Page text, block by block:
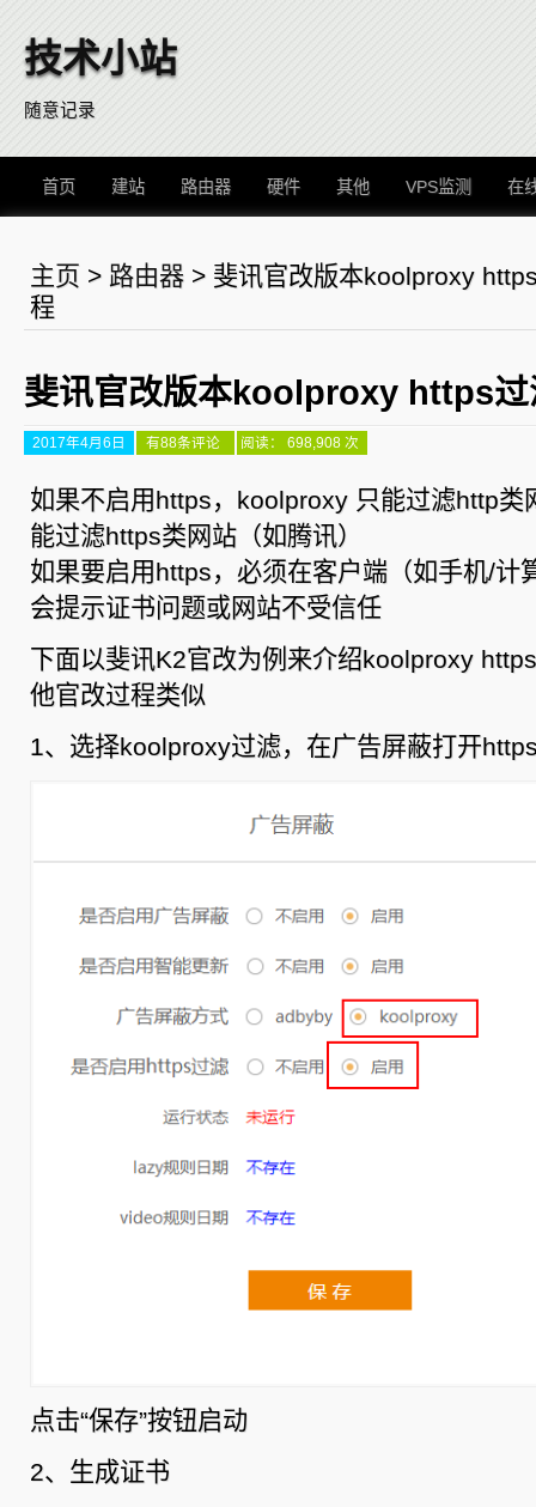
技术小站
随意记录
首页 建站 路由器 硬件 其他 VPS监测 在
主页 > 路由器 > 斐讯官改版本koolproxy
程
斐讯官改版本koolproxy https过
2017年4月6日
斐
讯
改
版
koolproxy
https
过
滤
使
程
有88条评论 阅读： 698,908 次
如果不启用https，koolproxy 只能过滤http类
能过滤https类网站（如腾讯）
如果要启用https，必须在客户端（如手机/计
会提示证书问题或网站不受信任
下面以斐讯K2官改为例来介绍koolproxy
他官改过程类似
1、选择koolproxy过滤，在广告屏蔽打开
点击“保存”按钮启动
2、生成证书